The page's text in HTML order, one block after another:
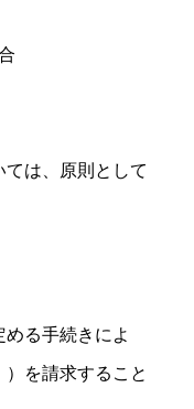
は、原則として
る手続きによ
を請求すること